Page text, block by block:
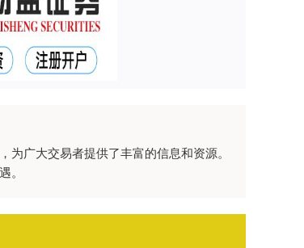
广大交易者提供了丰富的信息和资源。
。